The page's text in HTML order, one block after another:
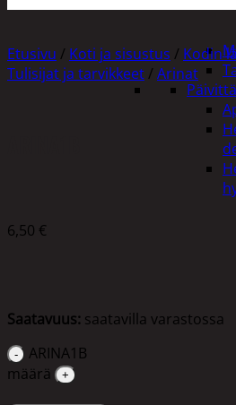
Etusivu / Koti ja sisustus / Kodin
Tulisijat ja tarvikkeet / Arinat
6,50 €
Saatavuus: saatavilla varastossa
ARINA1B
määrä